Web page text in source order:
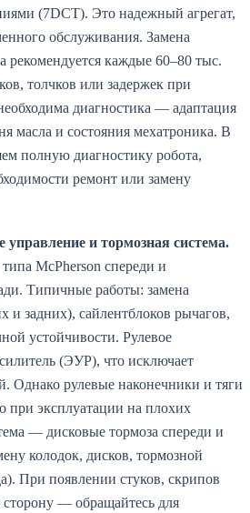
(7DCT). Это надежный агрегат,
обслуживания. Замена
рекомендуется каждые 60–80 тыс.
толчков или задержек при
диагностика — адаптация
масла и состояния мехатроника. В
полную диагностику робота,
ремонт или замену
управление и тормозная система.
McPherson спереди и
Типичные работы: замена
и задних), сайлентблоков рычагов,
устойчивости. Рулевое
(ЭУР), что исключает
Однако рулевые наконечники и тяги
при эксплуатации на плохих
— дисковые тормоза спереди и
колодок, дисков, тормозной
При появлении стуков, скрипов
— обращайтесь для